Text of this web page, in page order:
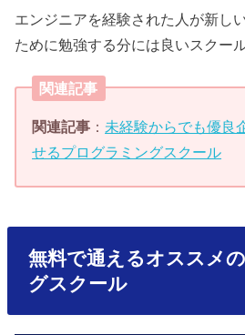
エンジニアを経験された人が新し
ために勉強する分には良いスクー
関連記事
関連記事 ： 未経験からでも優良
せるプログラミングスクール
無料で通えるオススメ
グスクール